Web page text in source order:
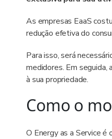
As empresas EaaS
redução efetiva do
Para isso, será
medidores. Em seguida,
à sua propriedade.
Como o
O Energy as a Service